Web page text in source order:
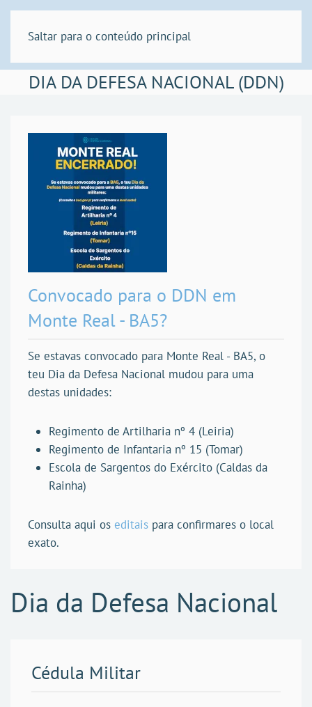
Saltar para o conteúdo principal
DIA DA DEFESA NACIONAL (DDN)
Convocado para o DDN em
Monte Real - BA5?
Se estavas convocado para Monte Real - BA5, o
teu Dia da Defesa Nacional mudou para uma
destas unidades:
Regimento de Artilharia nº 4 (Leiria)
Regimento de Infantaria nº 15 (Tomar)
Escola de Sargentos do Exército (Caldas da
Rainha)
Consulta aqui os editais para confirmares o local
exato.
Dia da Defesa Nacional
Cédula Militar